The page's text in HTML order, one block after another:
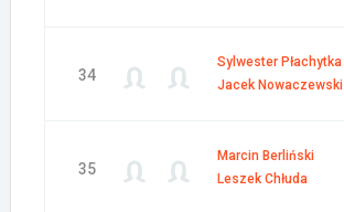
34
Sylwester Płachytka
Jacek Nowaczewski
35
Marcin Berliński
Leszek Chłuda